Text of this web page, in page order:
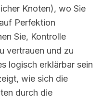
Knoten), wo Sie
Perfektion
Sie, Kontrolle
vertrauen und zu
logisch erklärbar sein
wie sich die
durch die